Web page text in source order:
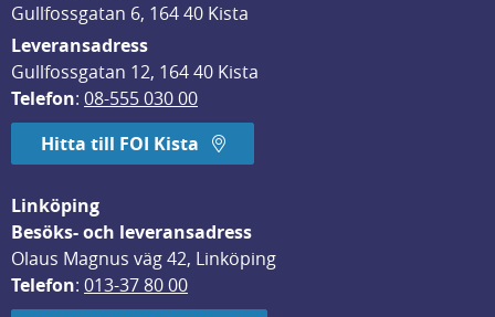
Gullfossgatan 6, 164 40 Kista
Leveransadress
Gullfossgatan 12, 164 40 Kista
Telefon: 08-555 030 00
Hitta till FOI Kista
Linköping
Besöks- och leveransadress
Olaus Magnus väg 42, Linköping
Telefon: 013-37 80 00